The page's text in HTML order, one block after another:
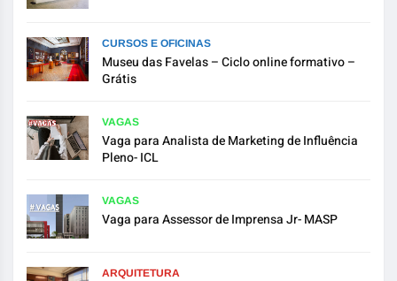
CURSOS E OFICINAS
Museu das Favelas – Ciclo online formativo –
Grátis
VAGAS
Vaga para Analista de Marketing de Influência
Pleno- ICL
VAGAS
Vaga para Assessor de Imprensa Jr- MASP
ARQUITETURA